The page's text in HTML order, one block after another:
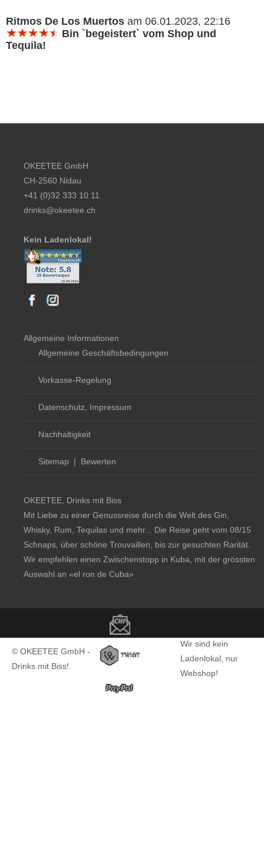
Bewertung 10
Ritmos De Los Muertos am 06.01.2023, 22:16
Bin `begeistert` vom Shop und
Tequila!
© OKEETEE GmbH -
Drinks mit Biss!.
Wir sind kein
Ladenlokal, nur
Webshop!
OKEETEE GmbH
CH-2560 Nidau
+41 (0)32 333 10 11
drinks@okeetee.ch
Kein Ladenlokal!
Allgemeine Informationen
Allgemeine Geschäftsbedingungen
Vorkasse-Regelung
Datenschutz, Impressum
Nachhaltigkeit
Sitemap | Bewerten
OKEETEE, Drinks mit Biss
Mit Liebe zu einer Genussreise durch die Welt des Gin,
Whisky, Rum, Tequilas und mehr... Die Reise geht vom 08/15
Schnaps, über schöne Trouvaillen, bis zur gesuchten Rarität.
Wir empfehlen einen Zwischenstopp in Kuba, mit der grössten
Auswahl an «el ron de Cuba»